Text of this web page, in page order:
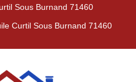
Sous Burnand 71460
Curtil Sous Burnand 71460